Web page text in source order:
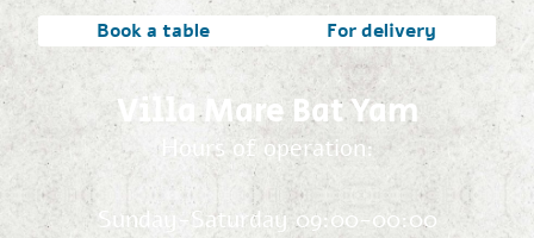
Villa Mare Bat Yam
Hours of operation:
Sunday-Saturday 09:00-00:00
Book a table
For delivery